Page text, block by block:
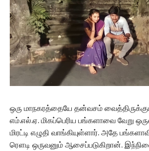
ஒரு மாநகரத்தையே தன்வசம்
எம்.எல்.ஏ. மிகப்பெரிய பங்களாவை வேறு
மிரட்டி எழுதி வாங்கியுள்ளார். அதே
ரௌடி ஒருவனும் ஆசைப்படுகிறான்.